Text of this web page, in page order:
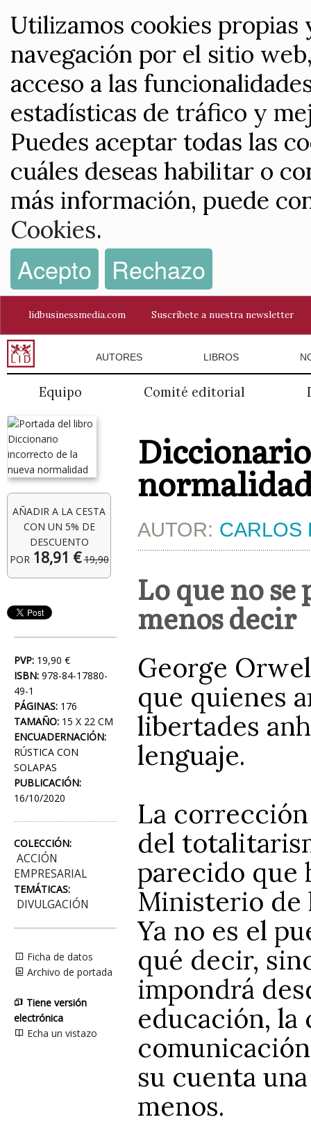
Utilizamos cookies
navegación por el sitio
acceso a las
estadísticas de tráfico y
Puedes aceptar todas las
cuáles deseas habilitar o
más información, puede
Cookies.
Acepto Rechazo
lidbusinessmedia.com Suscríbete a nuestra newsletter
AUTORES LIBROS
Equipo Comité editorial
AÑADIR A LA CESTA
CON UN 5% DE
DESCUENTO
POR 18,91 € 19,90
PVP: 19,90 €
ISBN: 978-84-17880-
49-1
PÁGINAS: 176
TAMAÑO: 15 X 22 CM
ENCUADERNACIÓN:
RÚSTICA CON
SOLAPAS
PUBLICACIÓN:
16/10/2020
COLECCIÓN:
ACCIÓN
EMPRESARIAL
TEMÁTICAS:
DIVULGACIÓN
Ficha de datos
Archivo de portada
Tiene versión
electrónica
Echa un vistazo
AUTOR: CARLOS
Lo que no
menos decir
George
que quienes
libertades
lenguaje.
La
del
parecido que
Ministerio de
Ya no es el
qué decir,
impondrá
educación, la
su cuenta
menos.